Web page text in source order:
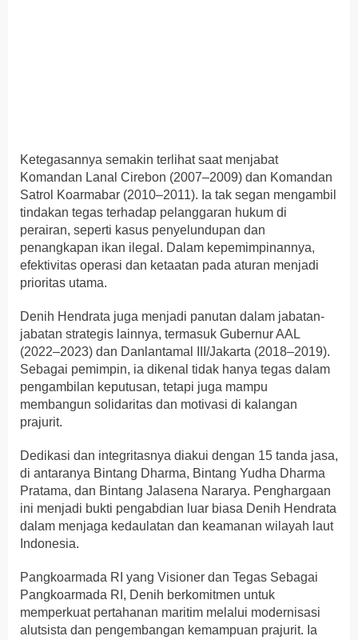
Ketegasannya semakin terlihat saat menjabat
Komandan Lanal Cirebon (2007–2009) dan Komandan
Satrol Koarmabar (2010–2011). Ia tak segan mengambil
tindakan tegas terhadap pelanggaran hukum di
perairan, seperti kasus penyelundupan dan
penangkapan ikan ilegal. Dalam kepemimpinannya,
efektivitas operasi dan ketaatan pada aturan menjadi
prioritas utama.
Denih Hendrata juga menjadi panutan dalam jabatan-
jabatan strategis lainnya, termasuk Gubernur AAL
(2022–2023) dan Danlantamal III/Jakarta (2018–2019).
Sebagai pemimpin, ia dikenal tidak hanya tegas dalam
pengambilan keputusan, tetapi juga mampu
membangun solidaritas dan motivasi di kalangan
prajurit.
Dedikasi dan integritasnya diakui dengan 15 tanda jasa,
di antaranya Bintang Dharma, Bintang Yudha Dharma
Pratama, dan Bintang Jalasena Nararya. Penghargaan
ini menjadi bukti pengabdian luar biasa Denih Hendrata
dalam menjaga kedaulatan dan keamanan wilayah laut
Indonesia.
Pangkoarmada RI yang Visioner dan Tegas Sebagai
Pangkoarmada RI, Denih berkomitmen untuk
memperkuat pertahanan maritim melalui modernisasi
alutsista dan pengembangan kemampuan prajurit. Ia